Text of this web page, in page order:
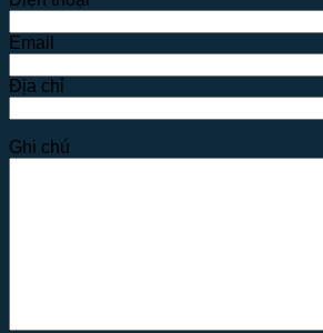
Email
Địa chỉ
Ghi chú